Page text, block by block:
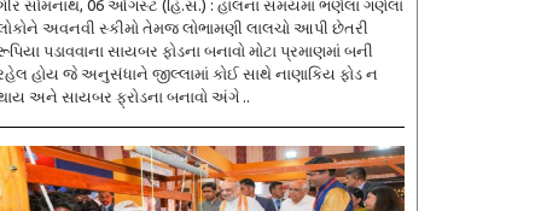
સોમનાથ, 06 ઓગસ્ટ (હિ.સ.) : હાલના સમયમાં ભણેલા ગણેલા
અવનવી સ્કીમો તેમજ લોભામણી લાલચો આપી છેતરી
પડાવવાના સાયબર ફોડના બનાવો મોટા પ્રમાણમાં બની
હોય જે અનુસંધાને જીલ્લામાં કોઈ સાથે નાણાકિય ફોડ ન
અને સાયબર ફ્રોડના બનાવો અંગે ..